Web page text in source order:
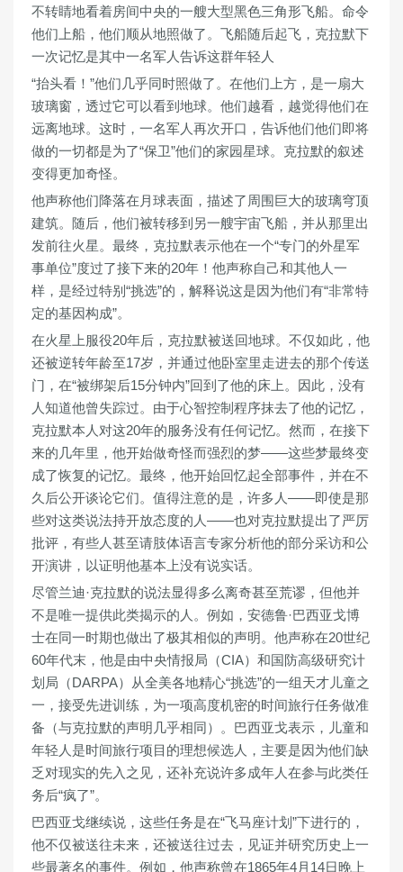
不转睛地看着房间中央的一艘大型黑色三角形飞船。命令
他们上船，他们顺从地照做了。飞船随后起飞，克拉默下
一次记忆是其中一名军人告诉这群年轻人
“抬头看！”他们几乎同时照做了。在他们上方，是一扇大
玻璃窗，透过它可以看到地球。他们越看，越觉得他们在
远离地球。这时，一名军人再次开口，告诉他们他们即将
做的一切都是为了“保卫”他们的家园星球。克拉默的叙述
变得更加奇怪。
他声称他们降落在月球表面，描述了周围巨大的玻璃穹顶
建筑。随后，他们被转移到另一艘宇宙飞船，并从那里出
发前往火星。最终，克拉默表示他在一个“专门的外星军
事单位”度过了接下来的20年！他声称自己和其他人一
样，是经过特别“挑选”的，解释说这是因为他们有“非常特
定的基因构成”。
在火星上服役20年后，克拉默被送回地球。不仅如此，他
还被逆转年龄至17岁，并通过他卧室里走进去的那个传送
门，在“被绑架后15分钟内”回到了他的床上。因此，没有
人知道他曾失踪过。由于心智控制程序抹去了他的记忆，
克拉默本人对这20年的服务没有任何记忆。然而，在接下
来的几年里，他开始做奇怪而强烈的梦——这些梦最终变
成了恢复的记忆。最终，他开始回忆起全部事件，并在不
久后公开谈论它们。值得注意的是，许多人——即使是那
些对这类说法持开放态度的人——也对克拉默提出了严厉
批评，有些人甚至请肢体语言专家分析他的部分采访和公
开演讲，以证明他基本上没有说实话。
尽管兰迪·克拉默的说法显得多么离奇甚至荒谬，但他并
不是唯一提供此类揭示的人。例如，安德鲁·巴西亚戈博
士在同一时期也做出了极其相似的声明。他声称在20世纪
60年代末，他是由中央情报局（CIA）和国防高级研究计
划局（DARPA）从全美各地精心“挑选”的一组天才儿童之
一，接受先进训练，为一项高度机密的时间旅行任务做准
备（与克拉默的声明几乎相同）。巴西亚戈表示，儿童和
年轻人是时间旅行项目的理想候选人，主要是因为他们缺
乏对现实的先入之见，还补充说许多成年人在参与此类任
务后“疯了”。
巴西亚戈继续说，这些任务是在“飞马座计划”下进行的，
他不仅被送往未来，还被送往过去，见证并研究历史上一
些最著名的事件。例如，他声称曾在1865年4月14日晚上